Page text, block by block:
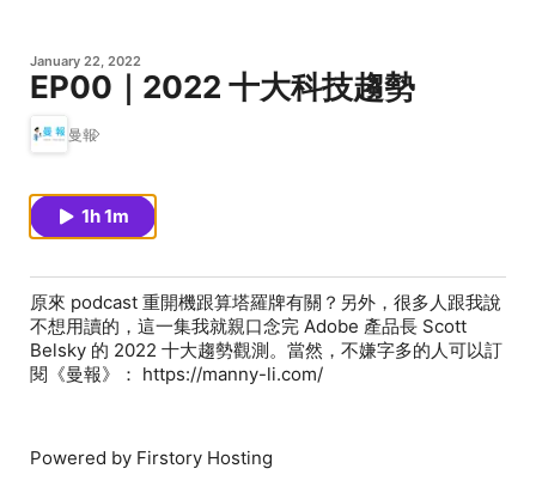
January 22, 2022
EP00｜2022 十大科技趨勢
曼報
1h 1m
原來 podcast 重開機跟算塔羅牌有關？另外，很多人跟我說
不想用讀的，這一集我就親口念完 Adobe 產品長 Scott
Belsky 的 2022 十大趨勢觀測。當然，不嫌字多的人可以訂
閱《曼報》： https://manny-li.com/
Powered by Firstory Hosting